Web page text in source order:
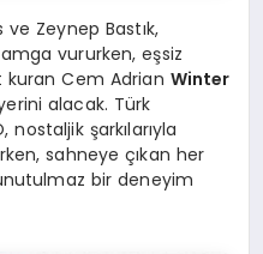
Zeynep Bastık,
vururken, eşsiz
Cem Adrian Winter
alacak. Türk
şarkılarıyla
sahneye çıkan her
bir deneyim